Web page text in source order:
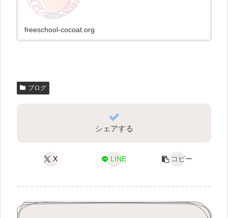
freeschool-cocoat.org
ブログ
シェアする
X LINE コピー